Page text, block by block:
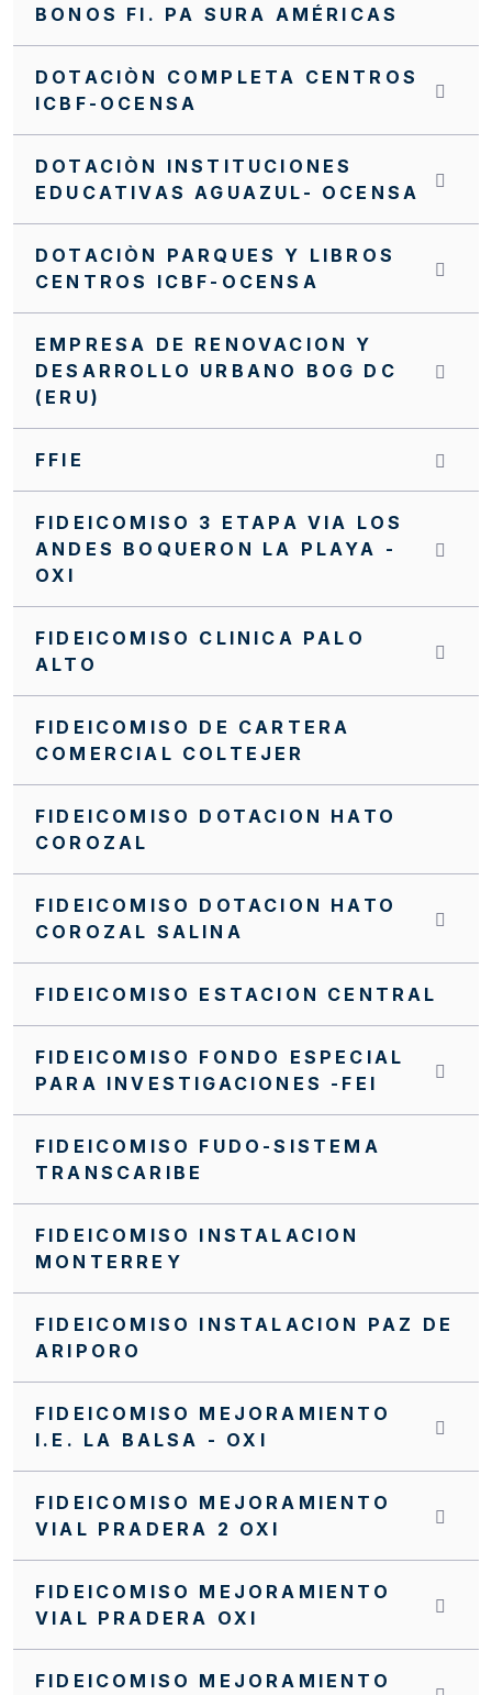
BONOS FI. PA SURA AMÉRICAS
DOTACIÒN COMPLETA CENTROS
ICBF-OCENSA
DOTACIÒN INSTITUCIONES
EDUCATIVAS AGUAZUL- OCENSA
DOTACIÒN PARQUES Y LIBROS
CENTROS ICBF-OCENSA
EMPRESA DE RENOVACION Y
DESARROLLO URBANO BOG DC
(ERU)
FFIE
FIDEICOMISO 3 ETAPA VIA LOS
ANDES BOQUERON LA PLAYA -
OXI
FIDEICOMISO CLINICA PALO
ALTO
FIDEICOMISO DE CARTERA
COMERCIAL COLTEJER
FIDEICOMISO DOTACION HATO
COROZAL
FIDEICOMISO DOTACION HATO
COROZAL SALINA
FIDEICOMISO ESTACION CENTRAL
FIDEICOMISO FONDO ESPECIAL
PARA INVESTIGACIONES -FEI
FIDEICOMISO FUDO-SISTEMA
TRANSCARIBE
FIDEICOMISO INSTALACION
MONTERREY
FIDEICOMISO INSTALACION PAZ DE
ARIPORO
FIDEICOMISO MEJORAMIENTO
I.E. LA BALSA - OXI
FIDEICOMISO MEJORAMIENTO
VIAL PRADERA 2 OXI
FIDEICOMISO MEJORAMIENTO
VIAL PRADERA OXI
FIDEICOMISO MEJORAMIENTO